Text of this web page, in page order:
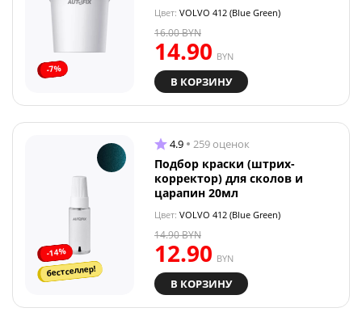
-7%
Цвет: VOLVO 412 (Blue Green)
14.90 BYN
16.00BYN
В КОРЗИНУ
-14%
бестселлер!
4.9 259 оценок
Подбор краски (штрих-
корректор) для сколов и
царапин 20мл
Цвет: VOLVO 412 (Blue Green)
12.90 BYN
14.90BYN
В КОРЗИНУ